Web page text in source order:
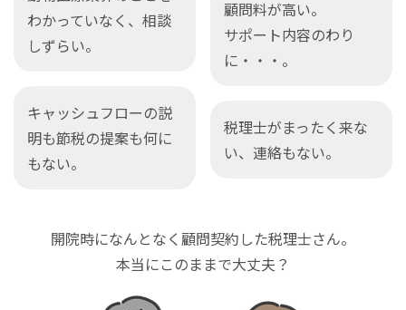
わかっていなく、相談
しずらい。
顧問料が高い。
サポート内容のわり
に・・・。
キャッシュフローの説
明も節税の提案も何に
もない。
税理士がまったく来な
い、連絡もない。
開院時になんとなく顧問契約した税理士さん。
本当にこのままで大丈夫？